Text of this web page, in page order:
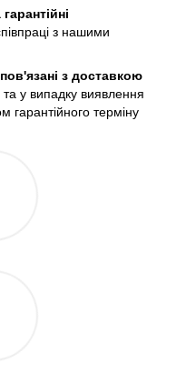
з нашими
з доставкою
та у випадку виявлення
гарантійного терміну